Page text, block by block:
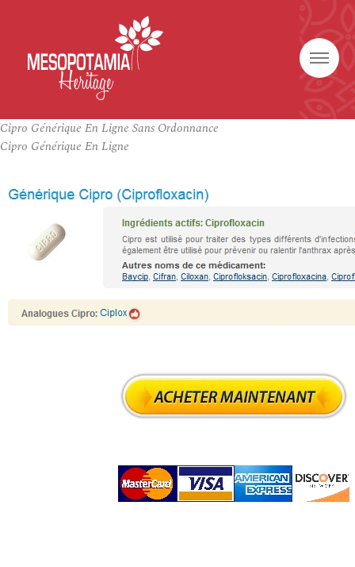
Cipro Générique En Ligne Sans Ordonnance
Cipro Générique En Ligne